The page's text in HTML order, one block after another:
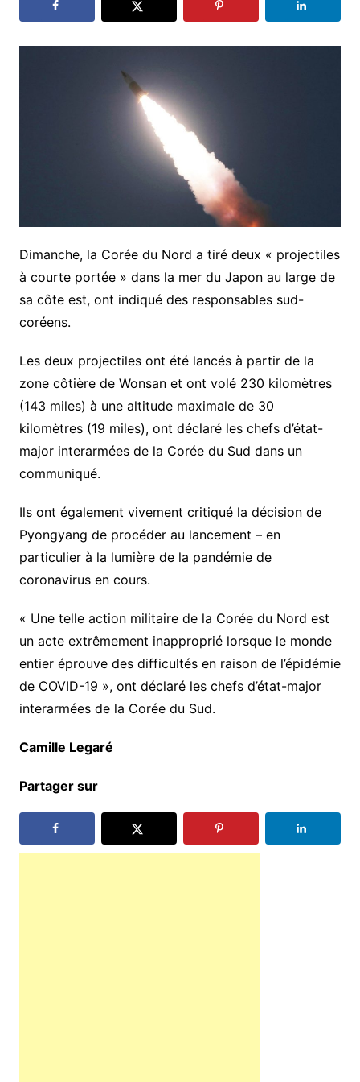
Dimanche, la Corée du Nord a tiré deux « projectiles
à courte portée » dans la mer du Japon au large de
sa côte est, ont indiqué des responsables sud-
coréens.
Les deux projectiles ont été lancés à partir de la
zone côtière de Wonsan et ont volé 230 kilomètres
(143 miles) à une altitude maximale de 30
kilomètres (19 miles), ont déclaré les chefs d’état-
major interarmées de la Corée du Sud dans un
communiqué.
Ils ont également vivement critiqué la décision de
Pyongyang de procéder au lancement – en
particulier à la lumière de la pandémie de
coronavirus en cours.
« Une telle action militaire de la Corée du Nord est
un acte extrêmement inapproprié lorsque le monde
entier éprouve des difficultés en raison de l’épidémie
de COVID-19 », ont déclaré les chefs d’état-major
interarmées de la Corée du Sud.
Camille Legaré
Partager sur